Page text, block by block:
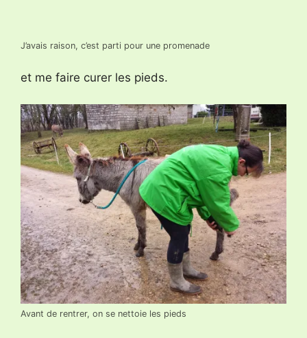
J’avais raison, c’est parti pour une promenade
et me faire curer les pieds.
Avant de rentrer, on se nettoie les pieds